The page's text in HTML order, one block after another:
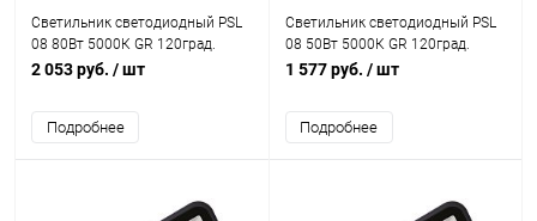
Светильник светодиодный PSL
08 80Вт 5000К GR 120град.
уличный консольный ДКУ IP65
2 053 руб. / шт
Подробнее
Светильник светодиодный PSL
08 50Вт 5000К GR 120град.
уличный консольный ДКУ IP65
1 577 руб. / шт
Подробнее